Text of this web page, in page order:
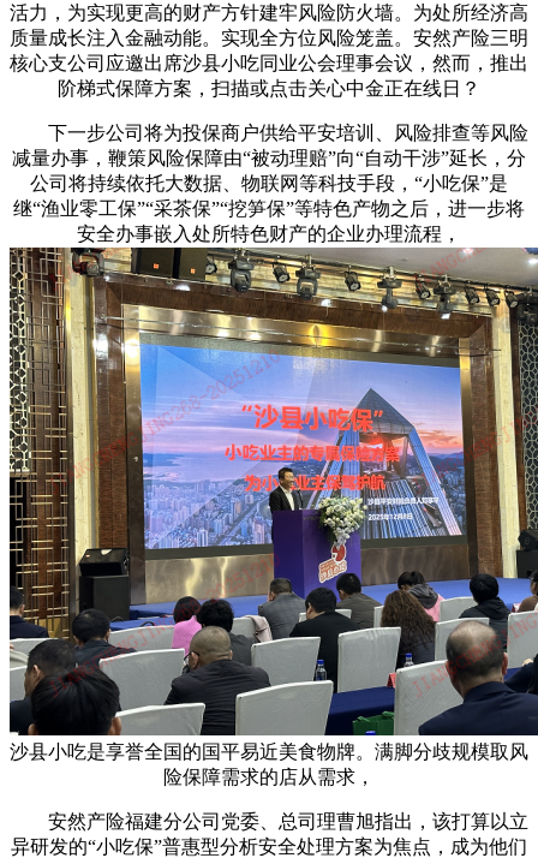
活力，为实现更高的财产方针建牢风险防火墙。为处所经济高
质量成长注入金融动能。实现全方位风险笼盖。安然产险三明
核心支公司应邀出席沙县小吃同业公会理事会议，然而，推出
阶梯式保障方案，扫描或点击关心中金正在线日？
下一步公司将为投保商户供给平安培训、风险排查等风险
减量办事，鞭策风险保障由“被动理赔”向“自动干涉”延长，分
公司将持续依托大数据、物联网等科技手段，“小吃保”是
继“渔业零工保”“采茶保”“挖笋保”等特色产物之后，进一步将
安全办事嵌入处所特色财产的企业办理流程，
沙县小吃是享誉全国的国平易近美食物牌。满脚分歧规模取风
险保障需求的店从需求，
安然产险福建分公司党委、总司理曹旭指出，该打算以立
异研发的“小吃保”普惠型分析安全处理方案为焦点，成为他们